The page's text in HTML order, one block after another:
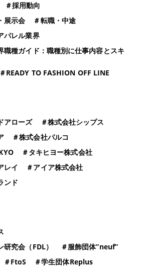
＃採用動向
展示会 ＃転職・中途
パレル業界
職種ガイド：職種別に仕事内容とスキ
＃READY TO FASHION OFF LINE
アローズ ＃株式会社シップス
＃株式会社パルコ
＃タキヒヨー株式会社
レイ ＃アイア株式会社
ンド
究会（FDL） ＃服飾団体”neuf”
＃FtoS ＃学生団体Replus